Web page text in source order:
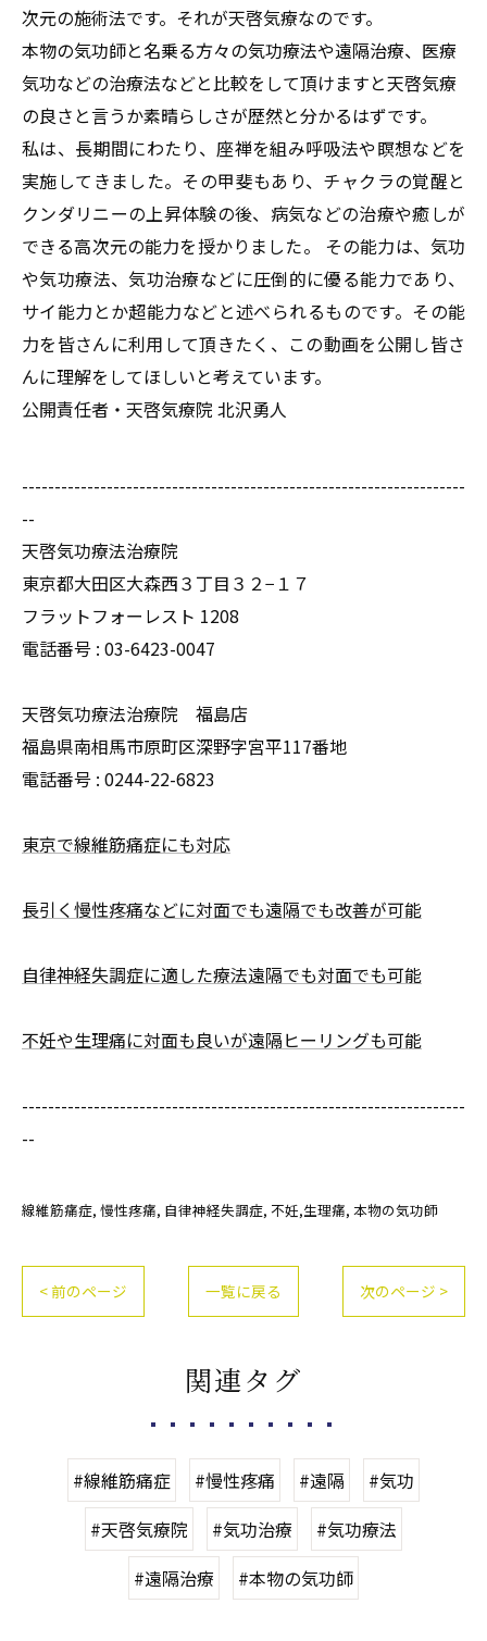
次元の施術法です。それが天啓気療なのです。
本物の気功師と名乗る方々の気功療法や遠隔治療、医療
気功などの治療法などと比較をして頂けますと天啓気療
の良さと言うか素晴らしさが歴然と分かるはずです。
私は、長期間にわたり、座禅を組み呼吸法や瞑想などを
実施してきました。その甲斐もあり、チャクラの覚醒と
クンダリニーの上昇体験の後、病気などの治療や癒しが
できる高次元の能力を授かりました。 その能力は、気功
や気功療法、気功治療などに圧倒的に優る能力であり、
サイ能力とか超能力などと述べられるものです。その能
力を皆さんに利用して頂きたく、この動画を公開し皆さ
んに理解をしてほしいと考えています。
公開責任者・天啓気療院 北沢勇人
--------------------------------------------------------------------
--
天啓気功療法治療院
東京都大田区大森西３丁目３２−１７
フラットフォーレスト 1208
電話番号 : 03-6423-0047
天啓気功療法治療院 福島店
福島県南相馬市原町区深野字宮平117番地
電話番号 : 0244-22-6823
東京で線維筋痛症にも対応
長引く慢性疼痛などに対面でも遠隔でも改善が可能
自律神経失調症に適した療法遠隔でも対面でも可能
不妊や生理痛に対面も良いが遠隔ヒーリングも可能
--------------------------------------------------------------------
--
線維筋痛症 慢性疼痛 自律神経失調症 不妊,生理痛 本物の気功師
< 前のページ 一覧に戻る 次のページ >
関連タグ
#線維筋痛症 #慢性疼痛 #遠隔
#気功
#天啓気療院
#気功治療
#気功療法
#遠隔治療
#本物の気功師